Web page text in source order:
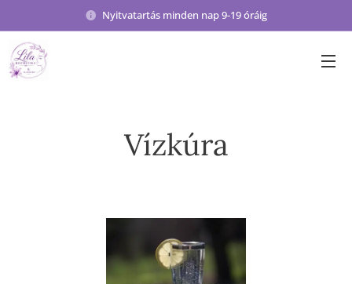
Nyitvatartás minden nap 9-19 óráig
Vízkúra